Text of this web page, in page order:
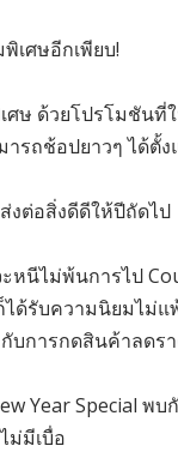
เศษอีกเพียบ!
ด้วยโปรโมชันที่ใ
รถช้อปยาวๆ ได้ตั้
งต่อสิ่งดีดีให้ปีถัดไป
หนีไม่พ้นการไป
ด้รับความนิยมไม่
บการกดสินค้าลดร
Year Special
ม่มีเบื่อ